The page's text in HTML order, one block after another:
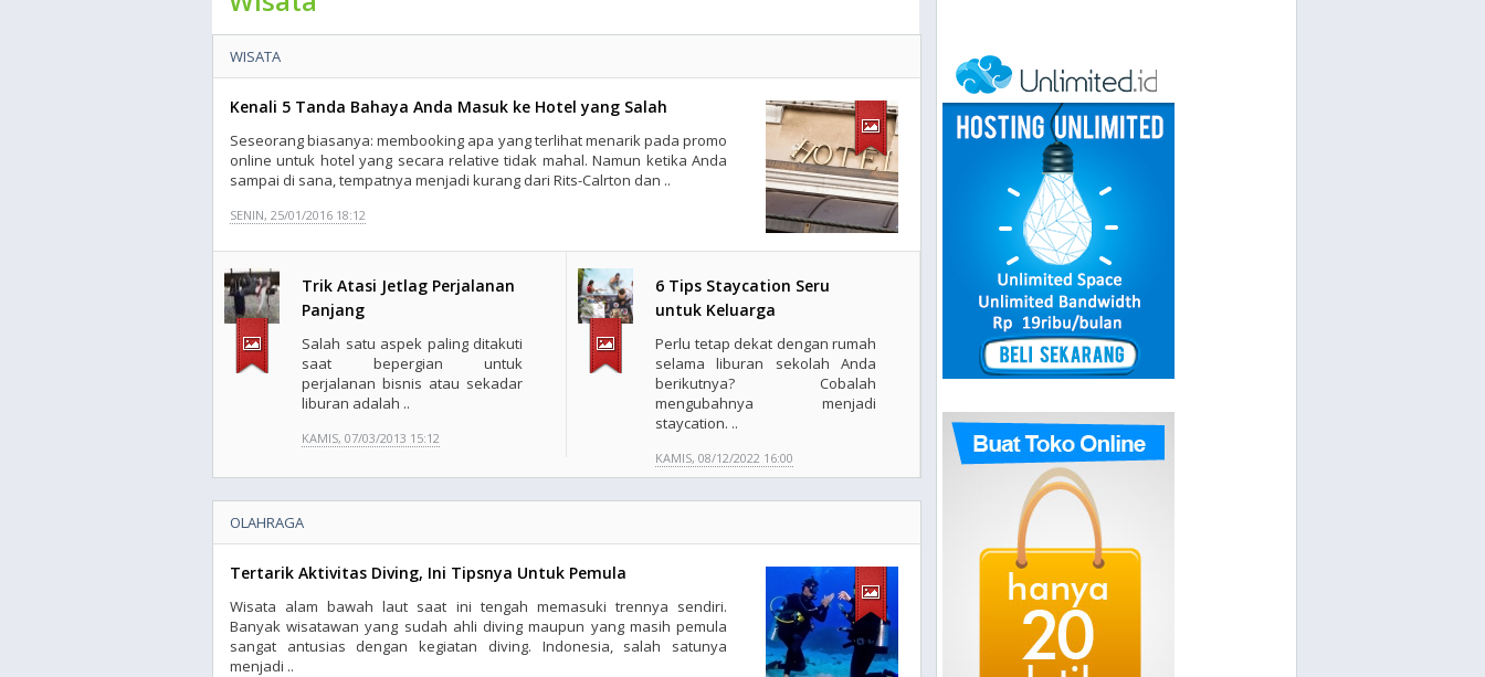
WISATA
Kenali 5 Tanda Bahaya Anda Masuk ke Hotel yang Salah
Seseorang biasanya: membooking apa yang terlihat menarik pada promo
online untuk hotel yang secara relative tidak mahal. Namun ketika Anda
sampai di sana, tempatnya menjadi kurang dari Rits-Calrton dan ..
SENIN, 25/01/2016 18:12
Trik Atasi Jetlag Perjalanan
Panjang
Salah satu aspek paling ditakuti
saat bepergian untuk
perjalanan bisnis atau sekadar
liburan adalah ..
KAMIS, 07/03/2013 15:12
6 Tips Staycation Seru
untuk Keluarga
Perlu tetap dekat dengan rumah
selama liburan sekolah Anda
berikutnya? Cobalah
mengubahnya menjadi
staycation. ..
KAMIS, 08/12/2022 16:00
OLAHRAGA
Tertarik Aktivitas Diving, Ini Tipsnya Untuk Pemula
Wisata alam bawah laut saat ini tengah memasuki trennya sendiri.
Banyak wisatawan yang sudah ahli diving maupun yang masih pemula
sangat antusias dengan kegiatan diving. Indonesia, salah satunya
menjadi ..